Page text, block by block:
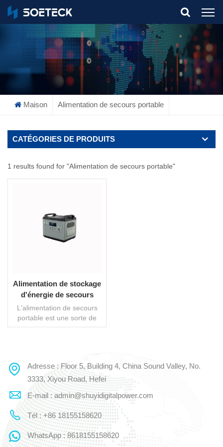
What Are You Looking For?
Maison Alimentation de secours portable
CATÉGORIES DE PRODUITS
1 results found for "Alimentation de secours portable"
Alimentation de stockage
d'énergie de secours
portable 2000W
L'alimentation de secours
portable est une sorte de
système d'alimentation de
respectueux de
l'environnement. En
réponse à la situation
actuelle de coupures de
courant soudaines dans la
nature, de difficultés de
production d'électricité et de
nuisances sonores, notre
LIRE LA SUITE
Adresse : Floor 5, Building 4, China Sound Valley, No.
3333, Xiyou Road, Hefei
E-mail : admin@shuyidigitalpower.com
Tél : +86 18155158620
WhatsApp : 8618155158620